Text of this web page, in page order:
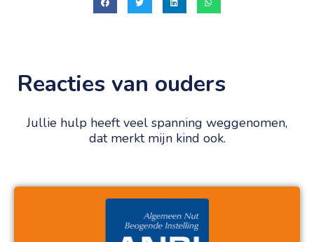
Reacties van ouders
Jullie hulp heeft veel spanning weggenomen,
dat merkt mijn kind ook.